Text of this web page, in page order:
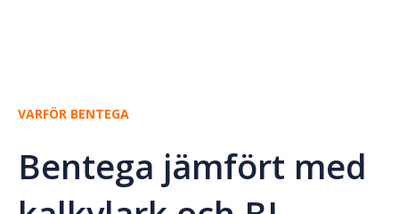
VARFÖR BENTEGA
Bentega jämfört med